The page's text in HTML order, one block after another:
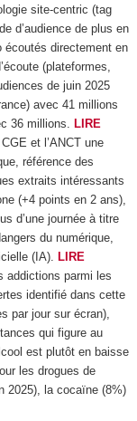
site-centric (tag
d’audience de plus en
directement en
(plateformes,
de juin 2025
avec 41 millions
36 millions.
LIRE
et l’ANCT une
référence des
extraits intéressants
(+4 points en 2 ans),
d’une journée à titre
du numérique,
(IA).
LIRE
addictions parmi les
identifié dans cette
par jour sur écran),
qui figure au
est plutôt en baisse
les drogues de
2025), la cocaïne (8%)